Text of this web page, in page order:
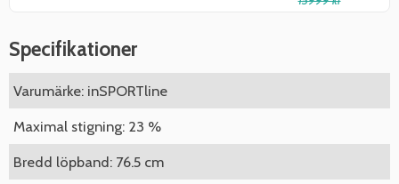
Specifikationer
Varumärke: inSPORTline
Maximal stigning: 23 %
Bredd löpband: 76.5 cm